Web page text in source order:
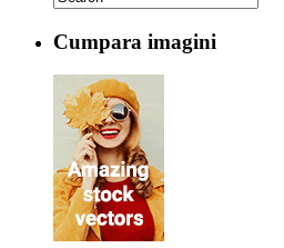
Cumpara imagini